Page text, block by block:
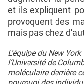
et ils expliquent
provoquent des
mais pas chez
L’équipe du New
l’Université de
moléculaire derrière